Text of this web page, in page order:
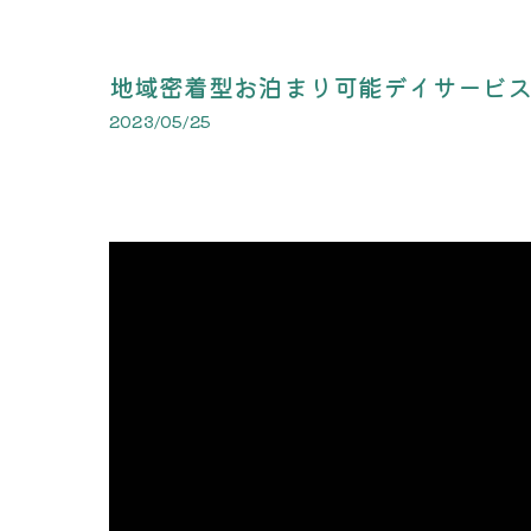
地域密着型お泊まり可能デイサービス
2023/05/25